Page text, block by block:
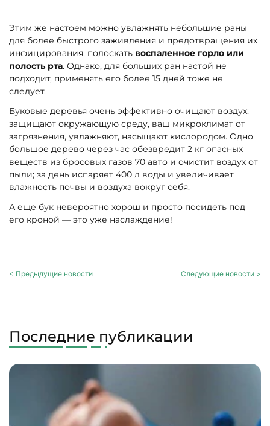
Этим же настоем можно увлажнять небольшие раны
для более быстрого заживления и предотвращения их
инфицирования, полоскать воспаленное горло или
полость рта. Однако, для больших ран настой не
подходит, применять его более 15 дней тоже не
следует.
Буковые деревья очень эффективно очищают воздух:
защищают окружающую среду, ваш микроклимат от
загрязнения, увлажняют, насыщают кислородом. Одно
большое дерево через час обезвредит 2 кг опасных
веществ из бросовых газов 70 авто и очистит воздух от
пыли; за день испаряет 400 л воды и увеличивает
влажность почвы и воздуха вокруг себя.
А еще бук невероятно хорош и просто посидеть под
его кроной — это уже наслаждение!
< Предыдущие новости Следующие новости >
Последние публикации